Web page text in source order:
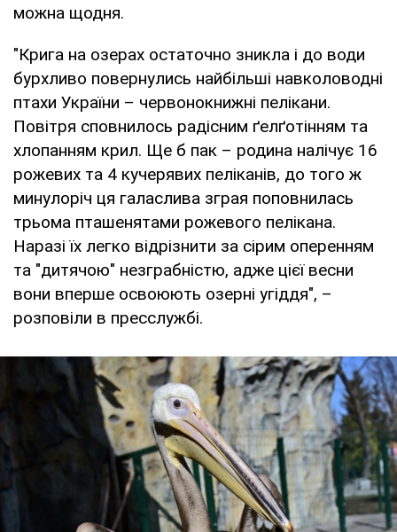
можна щодня.
"Крига на озерах остаточно зникла і до води
бурхливо повернулись найбільші навколоводні
птахи України – червонокнижні пелікани.
Повітря сповнилось радісним ґелґотінням та
хлопанням крил. Ще б пак – родина налічує 16
рожевих та 4 кучерявих пеліканів, до того ж
минулоріч ця галаслива зграя поповнилась
трьома пташенятами рожевого пелікана.
Наразі їх легко відрізнити за сірим оперенням
та "дитячою" незграбністю, адже цієї весни
вони вперше освоюють озерні угіддя", –
розповіли в пресслужбі.